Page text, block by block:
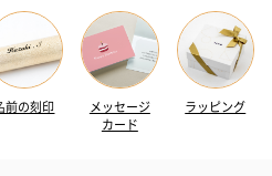
前の刻印
メッセージ
カード
ラッピング